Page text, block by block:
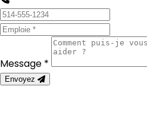
Message *
Envoyez